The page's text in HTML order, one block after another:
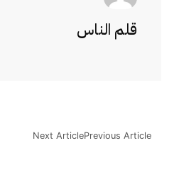
قلم الناس
Previous Article
Next Article